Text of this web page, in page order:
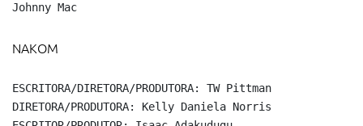
Johnny Mac
NAKOM
ESCRITORA/DIRETORA/PRODUTORA: TW Pittman
DIRETORA/PRODUTORA: Kelly Daniela Norris